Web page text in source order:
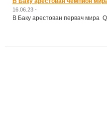
16.06.23 -
В Баку арестован первач мира